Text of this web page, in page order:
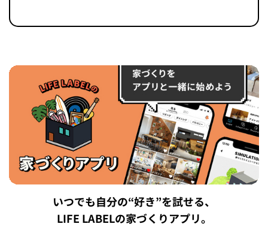
いつでも自分の“好き”を試せる、
LIFE LABELの家づくりアプリ。